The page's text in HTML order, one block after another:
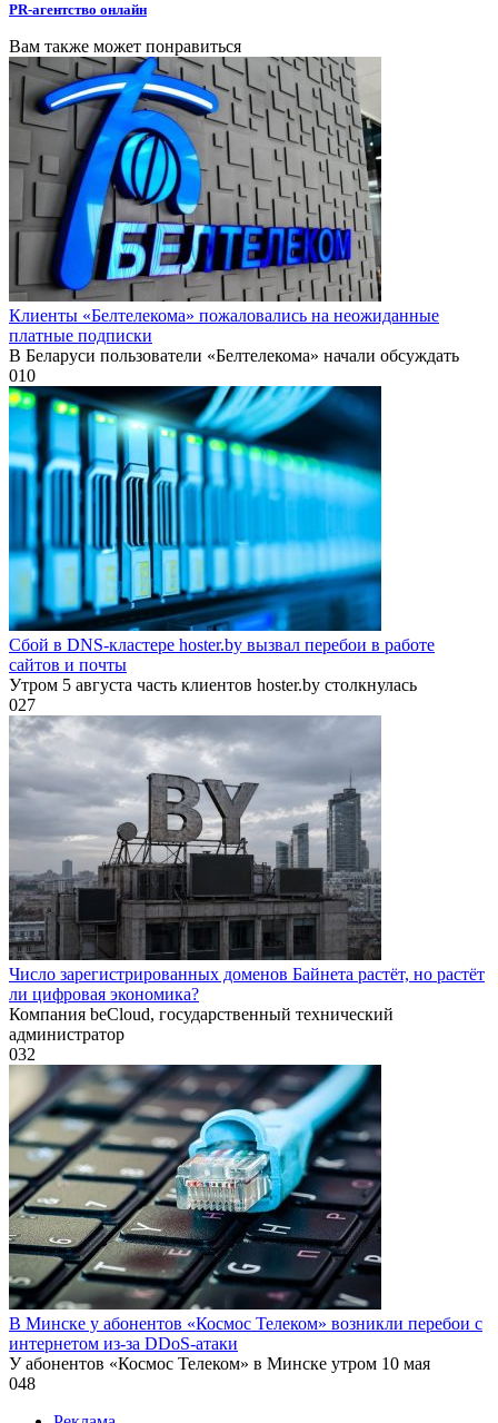
PR-агентство онлайн
Вам также может понравиться
Клиенты «Белтелекома» пожаловались на неожиданные
платные подписки
В Беларуси пользователи «Белтелекома» начали обсуждать
010
Сбой в DNS-кластере hoster.by вызвал перебои в работе
сайтов и почты
Утром 5 августа часть клиентов hoster.by столкнулась
027
Число зарегистрированных доменов Байнета растёт, но растёт
ли цифровая экономика?
Компания beCloud, государственный технический
администратор
032
В Минске у абонентов «Космос Телеком» возникли перебои с
интернетом из-за DDoS-атаки
У абонентов «Космос Телеком» в Минске утром 10 мая
048